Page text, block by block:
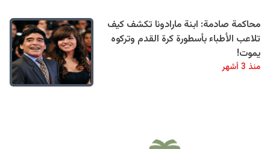
محاكمة صادمة: ابنة مارادونا تكشف كيف
تلاعب الأطباء بأسطورة كرة القدم وتركوه
يموت!
منذ 3 أشهر